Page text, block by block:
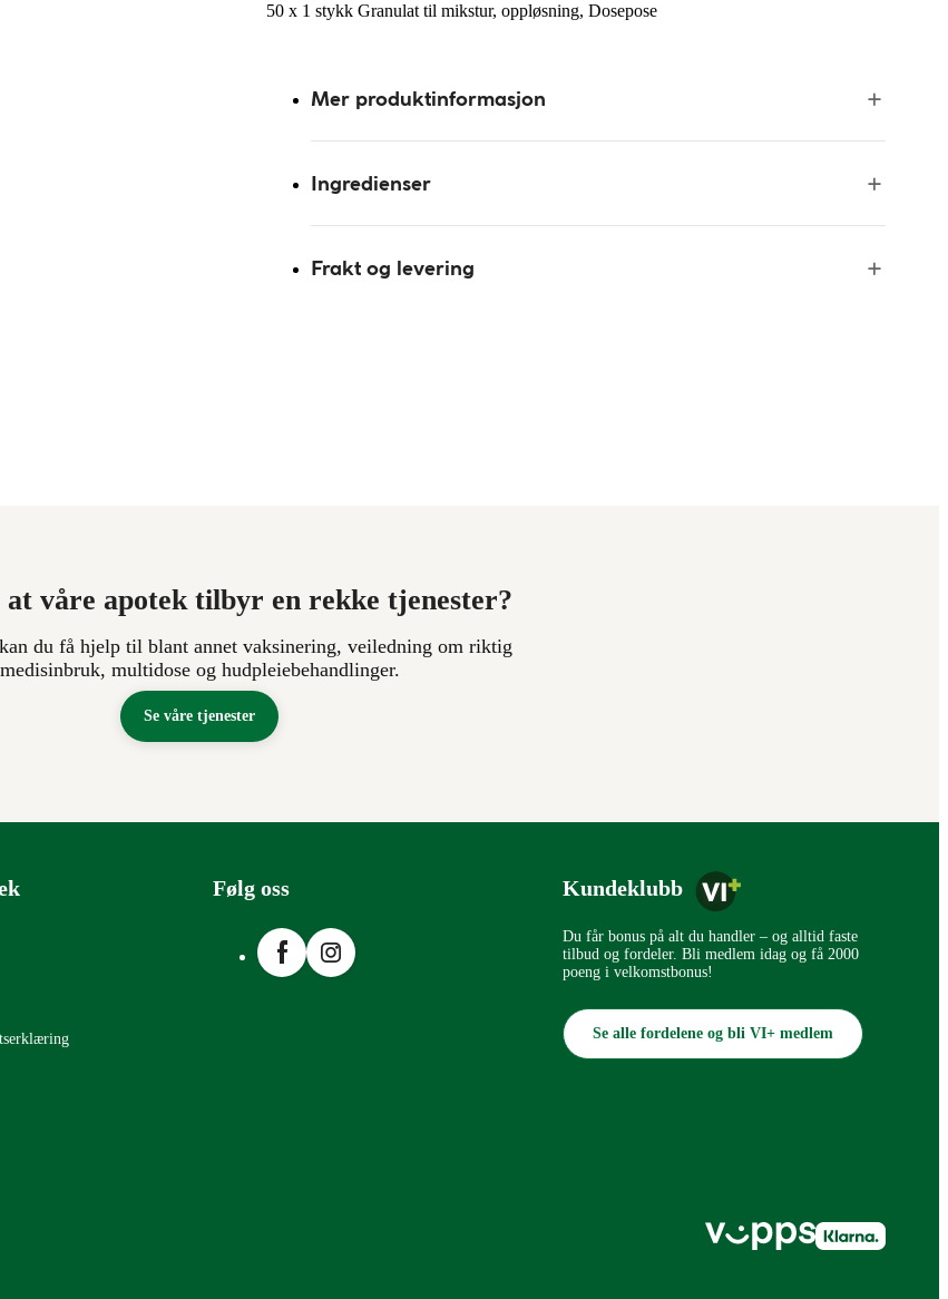
50 x 1 stykk Granulat til mikstur, oppløsning, Dosepose
Mer produktinformasjon
Ingredienser
Frakt og levering
at våre apotek tilbyr en rekke tjenester?
du få hjelp til blant annet vaksinering, veiledning om riktig
medisinbruk, multidose og hudpleiebehandlinger.
Se våre tjenester
Følg oss
FacebookInstagram
Kundeklubb
Du får bonus på alt du handler – og alltid faste
tilbud og fordeler. Bli medlem idag og få 2000
poeng i velkomstbonus!
Se alle fordelene og bli VI+ medlem